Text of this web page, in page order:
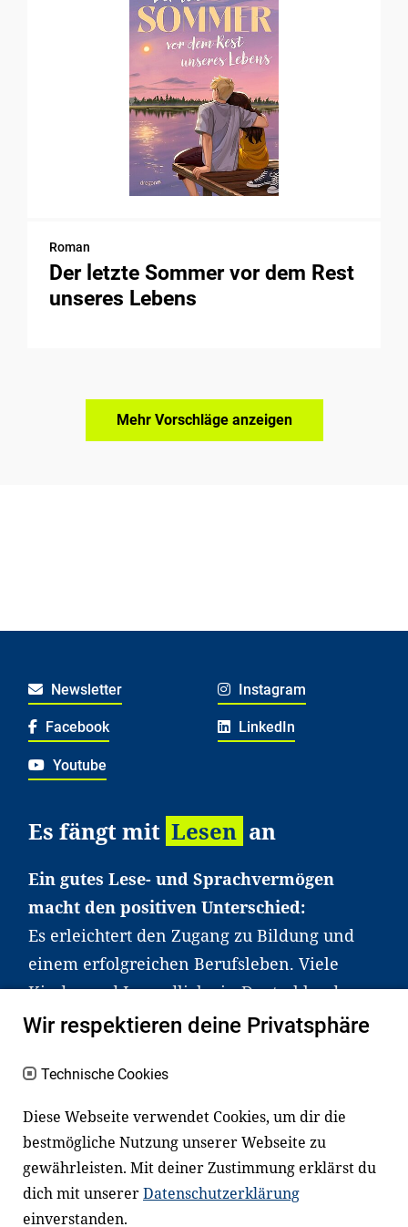
Roman
Der letzte Sommer vor dem Rest
unseres Lebens
Mehr Vorschläge anzeigen
Newsletter Instagram
Facebook LinkedIn
Youtube
Es fängt mit Lesen an
Ein gutes Lese- und Sprachvermögen
macht den positiven Unterschied:
Es erleichtert den Zugang zu Bildung und
einem erfolgreichen Berufsleben. Viele
Kinder und Jugendliche in Deutschland
haben aber große Schwierigkeiten dabei.
an Familien sowie an Erzieher*innen,
Fachexpert*innen. Dafür arbeiten wir eng
mit Ministerien, wissenschaftlichen
Einrichtungen, Verbänden, Unternehmen
und anderen Stiftungen zusammen.
Wir respektieren deine Privatsphäre
Technische Cookies
Diese Webseite verwendet Cookies, um dir die
bestmögliche Nutzung unserer Webseite zu
gewährleisten. Mit deiner Zustimmung erklärst du
dich mit unsererDatenschutzerklärung
einverstanden.